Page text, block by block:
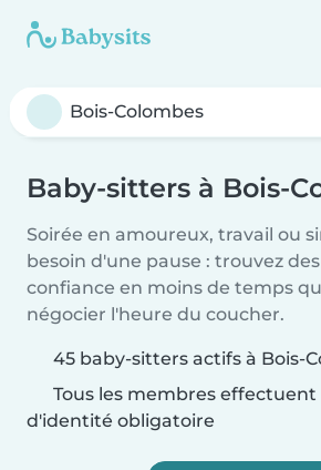
Baby-sitters à Bois-
Soirée en amoureux, travail ou
besoin d'une pause : trouvez
confiance en moins de temps
négocier l'heure du coucher.
45 baby-sitters actifs à Bois-
Tous les membres
d'identité obligatoire